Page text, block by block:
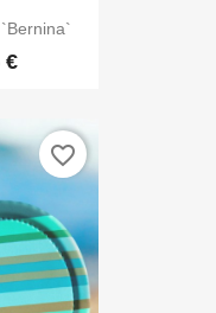
€
favorite_border